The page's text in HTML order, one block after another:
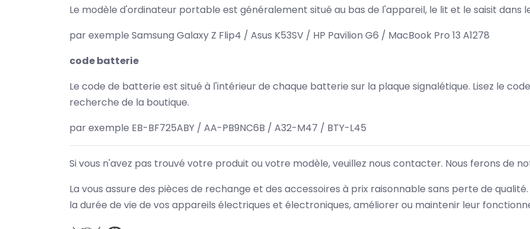
Le modèle d'ordinateur portable est généralement situé au bas de l'appareil, le lit et le saisit dans
par exemple Samsung Galaxy Z Flip4 / Asus K53SV / HP Pavilion G6 / MacBook Pro 13 A1278
code batterie
Le code de batterie est situé à l'intérieur de chaque batterie sur la plaque signalétique. Lisez le
recherche de la boutique.
par exemple EB-BF725ABY / AA-PB9NC6B / A32-M47 / BTY-L45
Si vous n'avez pas trouvé votre produit ou votre modèle, veuillez nous contacter. Nous ferons de
La vous assure des pièces de rechange et des accessoires à prix raisonnable sans perte de
la durée de vie de vos appareils électriques et électroniques, améliorer ou maintenir leur